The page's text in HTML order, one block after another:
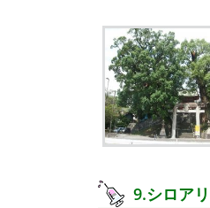
9.シロ